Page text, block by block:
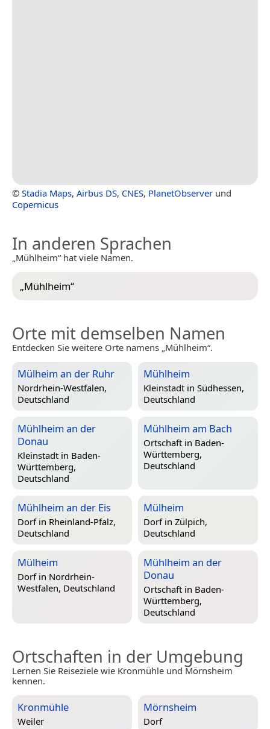
© Stadia Maps, Airbus DS, CNES, PlanetObserver und
Copernicus
In anderen Sprachen
„Mühlheim“ hat viele Namen.
„Mühlheim“
Orte mit demselben Namen
Entdecken Sie weitere Orte namens „Mühlheim“.
Mülheim an der Ruhr
Nordrhein-Westfalen,
Deutschland
Mühlheim
Kleinstadt in Südhessen,
Deutschland
Mühlheim an der
Donau
Kleinstadt in Baden-
Württemberg,
Deutschland
Mühlheim am Bach
Ortschaft in Baden-
Württemberg,
Deutschland
Mühlheim an der Eis
Dorf in Rheinland-Pfalz,
Deutschland
Mülheim
Dorf in Zülpich,
Deutschland
Mülheim
Dorf in Nordrhein-
Westfalen, Deutschland
Mühlheim an der
Donau
Ortschaft in Baden-
Württemberg,
Deutschland
Ortschaften in der Umgebung
Lernen Sie Reiseziele wie Kronmühle und Mörnsheim
kennen.
Kronmühle
Weiler
Mörnsheim
Dorf